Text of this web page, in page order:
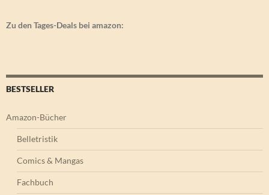
Zu den Tages-Deals bei amazon:
BESTSELLER
Amazon-Bücher
Belletristik
Comics & Mangas
Fachbuch